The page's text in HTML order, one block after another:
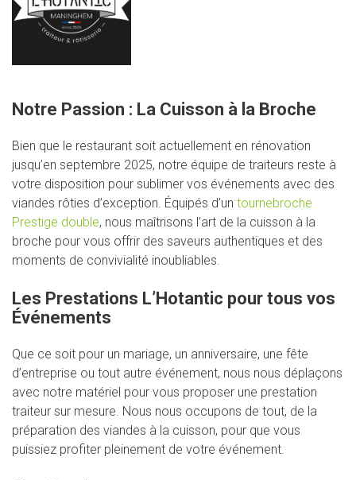
Notre Passion : La Cuisson à la Broche
Bien que le restaurant soit actuellement en rénovation
jusqu’en septembre 2025, notre équipe de traiteurs reste à
votre disposition pour sublimer vos événements avec des
viandes rôties d’exception. Équipés d’un tournebroche
Prestige double, nous maîtrisons l’art de la cuisson à la
broche pour vous offrir des saveurs authentiques et des
moments de convivialité inoubliables.
Les Prestations L’Hotantic pour tous vos
Événements
Que ce soit pour un mariage, un anniversaire, une fête
d’entreprise ou tout autre événement, nous nous déplaçons
avec notre matériel pour vous proposer une prestation
traiteur sur mesure. Nous nous occupons de tout, de la
préparation des viandes à la cuisson, pour que vous
puissiez profiter pleinement de votre événement.